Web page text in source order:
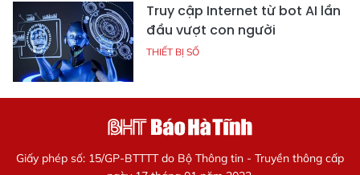
Truy cập Internet từ bot AI lần
đầu vượt con người
THIẾT BỊ SỐ
Giấy phép số: 15/GP-BTTTT do Bộ Thông tin - Truyền thông cấp